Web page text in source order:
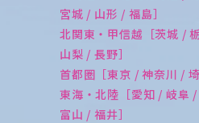
宮城 / 山形 / 福島］
北関東・甲信越［茨城 /
山梨 / 長野］
首都圏［東京 / 神奈川 / 埼
東海・北陸［愛知 / 岐阜
富山 / 福井］